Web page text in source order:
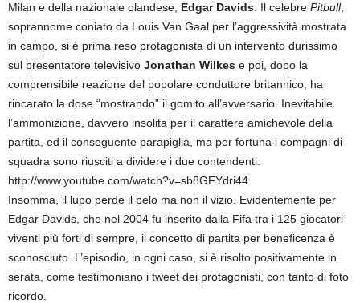
Milan e della nazionale olandese, Edgar Davids . Il celebre Pitbull,
soprannome coniato da Louis Van Gaal per l’aggressività mostrata
in campo, si è prima reso protagonista di un intervento durissimo
sul presentatore televisivo Jonathan Wilkes e poi, dopo la
comprensibile reazione del popolare conduttore britannico, ha
rincarato la dose “mostrando” il gomito all’avversario. Inevitabile
l’ammonizione, davvero insolita per il carattere amichevole della
partita, ed il conseguente parapiglia, ma per fortuna i compagni di
squadra sono riusciti a dividere i due contendenti.
http://www.youtube.com/watch?v=sb8GFYdri44
Insomma, il lupo perde il pelo ma non il vizio. Evidentemente per
Edgar Davids, che nel 2004 fu inserito dalla Fifa tra i 125 giocatori
viventi più forti di sempre, il concetto di partita per beneficenza è
sconosciuto. L’episodio, in ogni caso, si è risolto positivamente in
serata, come testimoniano i tweet dei protagonisti, con tanto di foto
ricordo.